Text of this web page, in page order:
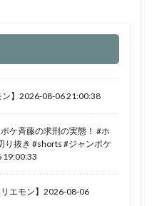
】2026-08-06 21:00:38
ケ斉藤の求刑の実態！ #ホ
り抜き #shorts #ジャンポケ
19:00:33
エモン】2026-08-06